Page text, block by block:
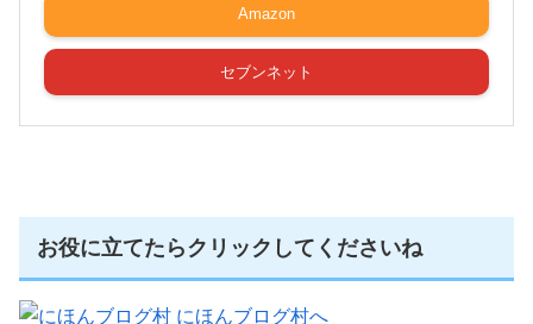
Amazon
セブンネット
お役に立てたらクリックしてくださいね